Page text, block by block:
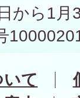
から1
て